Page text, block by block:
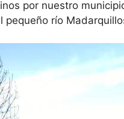
por nuestro
río